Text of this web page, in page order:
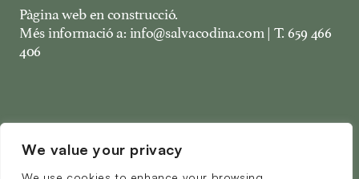
We value your privacy
Pàgina web en construcció.
Més informació a: info@salvacodina.com | T. 659 466
406